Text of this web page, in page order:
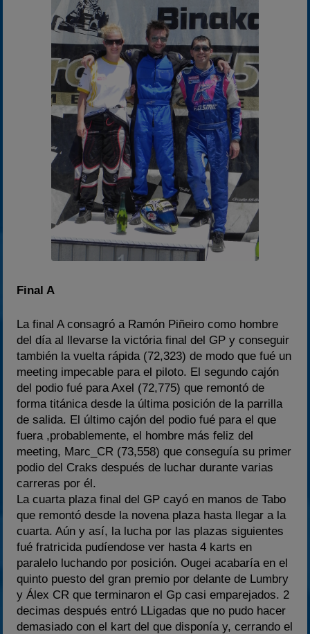
Final A
La final A consagró a Ramón Piñeiro como hombre
del día al llevarse la victória final del GP y conseguir
también la vuelta rápida (72,323) de modo que fué un
meeting impecable para el piloto. El segundo cajón
del podio fué para Axel (72,775) que remontó de
forma titánica desde la última posición de la parrilla
de salida. El último cajón del podio fué para el que
fuera ,probablemente, el hombre más feliz del
meeting, Marc_CR (73,558) que conseguía su primer
podio del Craks después de luchar durante varias
carreras por él.
La cuarta plaza final del GP cayó en manos de Tabo
que remontó desde la novena plaza hasta llegar a la
cuarta. Aún y así, la lucha por las plazas siguientes
fué fratricida pudíendose ver hasta 4 karts en
paralelo luchando por posición. Ougei acabaría en el
quinto puesto del gran premio por delante de Lumbry
y Álex CR que terminaron el Gp casi emparejados. 2
decimas después entró LLigadas que no pudo hacer
demasiado con el kart del que disponía y, cerrando el